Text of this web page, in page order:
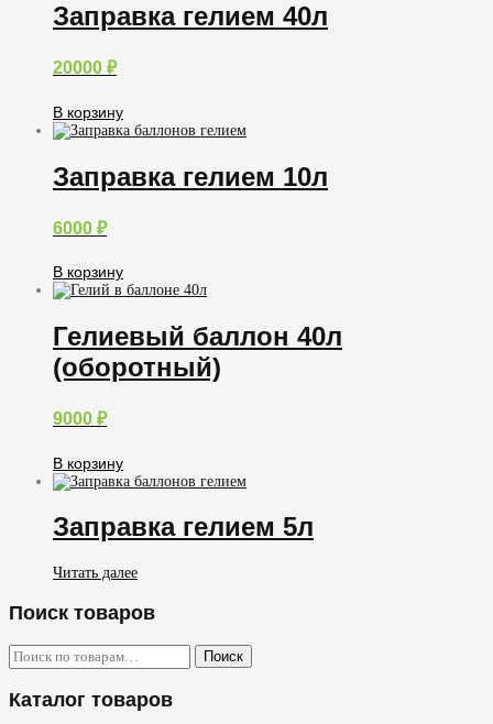
Заправка гелием 40л
20000 ₽
В корзину
Заправка гелием 10л
6000 ₽
В корзину
Гелиевый баллон 40л
(оборотный)
9000 ₽
В корзину
Заправка гелием 5л
Читать далее
Поиск товаров
Искать: Поиск
Каталог товаров